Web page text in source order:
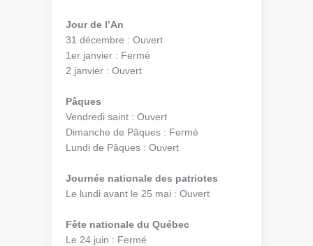
Jour de l’An
31 décembre : Ouvert
1er janvier : Fermé
2 janvier : Ouvert
Pâques
Vendredi saint : Ouvert
Dimanche de Pâques : Fermé
Lundi de Pâques : Ouvert
Journée nationale des patriotes
Le lundi avant le 25 mai : Ouvert
Fête nationale du Québec
Le 24 juin : Fermé